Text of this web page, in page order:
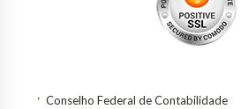
Conselho Federal de Contabilidade